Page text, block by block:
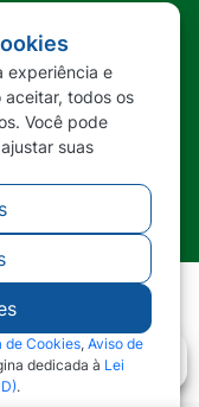
Lacerda -
experiência e
aceitar, todos os
Você pode
suas
de Cookies, Aviso de
dedicada à Lei
.